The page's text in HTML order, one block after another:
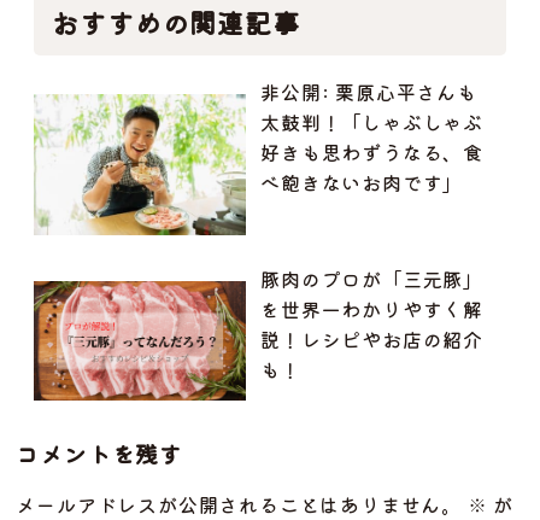
おすすめの関連記事
非公開: 栗原心平さんも
太鼓判！「しゃぶしゃぶ
好きも思わずうなる、食
べ飽きないお肉です」
豚肉のプロが「三元豚」
を世界一わかりやすく解
説！レシピやお店の紹介
も！
コメントを残す
メールアドレスが公開されることはありません。 ※ が